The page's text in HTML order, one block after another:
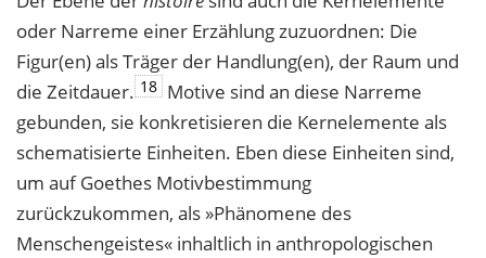
oder Narreme einer Erzählung zuzuordnen: Die
Figur(en) als Träger der Handlung(en), der Raum und
die Zeitdauer. 18 Motive sind an diese Narreme
gebunden, sie konkretisieren die Kernelemente als
schematisierte Einheiten. Eben diese Einheiten sind,
um auf Goethes Motivbestimmung
zurückzukommen, als »Phänomene des
Menschengeistes« inhaltlich in anthropologischen